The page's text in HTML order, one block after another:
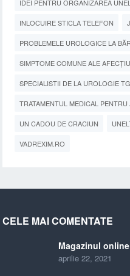
IDEI PENTRU ORGANIZAREA
INLOCUIRE STICLA TELEFON
PROBLEMELE UROLOGICE LA
SIMPTOME COMUNE ALE
SPECIALISTII DE LA UROLOGIE
TRATAMENTUL MEDICAL
UN CADOU DE CRACIUN
VADREXIM.RO
CELE MAI COMENTATE
Magazinul
aprilie 22, 2021